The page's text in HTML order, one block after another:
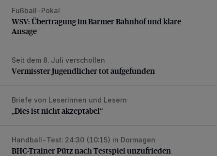
WSV: Übertragung im Barmer Bahnhof und klare Ansage
Fußball-Pokal
WSV: Übertragung im Barmer Bahnhof und klare
Ansage
Vermisster Jugendlicher tot aufgefunden
Seit dem 8. Juli verschollen
Vermisster Jugendlicher tot aufgefunden
„Dies ist nicht akzeptabel“
Briefe von Leserinnen und Lesern
„Dies ist nicht akzeptabel“
BHC-Trainer Pütz nach Testspiel unzufrieden
Handball-Test: 24:30 (10:15) in Dormagen
BHC-Trainer Pütz nach Testspiel unzufrieden